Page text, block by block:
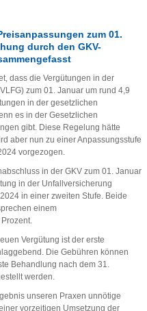
zum 01.
durch den GKV-
dass die Vergütungen in der
zum 01. Januar um rund 4,9
in der gesetzlichen
es in der Gesetzlichen
gibt. Diese Regelung hätte
aber nun zu einer Anpassungsstufe
vorgezogen.
in der GKV zum 01. Januar
in der Unfallversicherung
in einer zweiten Stufe. Beide
einem
Vergütung ist der erste
Die Gebühren können
Behandlung nach dem 31.
werden.
unseren Praxen unnötige
vorzeitigen Umsetzung der